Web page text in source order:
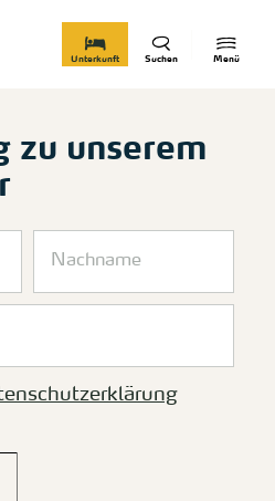
Menü
Suchen
Unterkunft
zu unserem